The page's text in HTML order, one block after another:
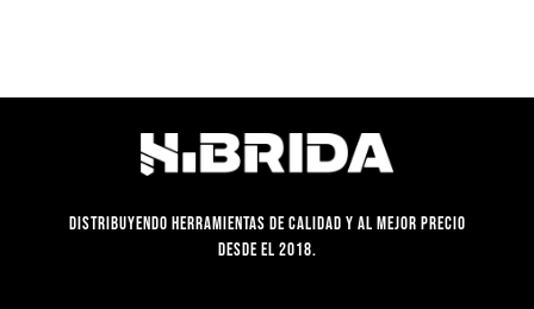
Distribuyendo herramientas de calidad y al mejor precio
desde el 2018.